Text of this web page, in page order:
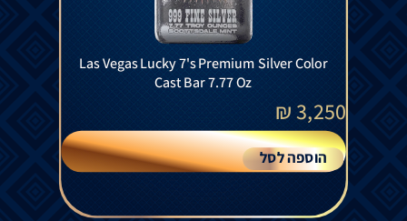
Las Vegas Lucky 7's Premium Silver Color
Cast Bar 7.77 Oz
3,250
₪
הוספה לסל